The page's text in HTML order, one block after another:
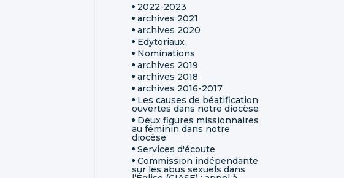
2022-2023
archives 2021
archives 2020
Edytoriaux
Nominations
archives 2019
archives 2018
archives 2016-2017
Les causes de béatification
ouvertes dans notre diocèse
Deux figures missionnaires
au féminin dans notre
diocèse
Services d'écoute
Commission indépendante
sur les abus sexuels dans